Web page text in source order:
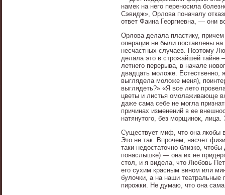
намек на него переносила
Сэвидж», Орлова поначалу
ответ Фаина Георгиевна, — они
Орлова делала пластику,
операции не были поставлены
несчастных случаев. Поэтому
делала это в строжайшей тайне
летнего перерыва, в начале
двадцать моложе. Естественно,
выглядела моложе меня),
выглядеть?» «Я все лето
цветы и листья омолаживающе
даже сама себе не могла
причинах изменений в ее
натянутого, без морщинок,
Существует миф, что она якобы
Это не так. Впрочем, насчет
таки недостаточно близко,
понаслышке) — она их не
стол, и я видела, что Любовь
его сухим красным вином или
булочки, а на наши
пирожки. Не думаю, что она